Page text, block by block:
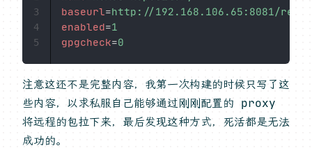
baseurl=http://192.168.106.65:8081/
enabled=1
gpgcheck=0
3
4
5
注意这还不是完整内容，我第一次构建的时候只写了这
些内容，以求私服自己能够通过刚刚配置的 proxy
将远程的包拉下来，最后发现这种方式，死活都是无法
成功的。